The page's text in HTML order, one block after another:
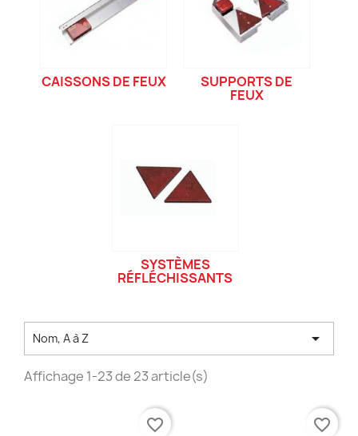
CAISSONS DE FEUX SUPPORTS DE
FEUX
SYSTÈMES
RÉFLÉCHISSANTS
Nom, A à Z 
Affichage 1-23 de 23 article(s)
favorite_border favorite_border